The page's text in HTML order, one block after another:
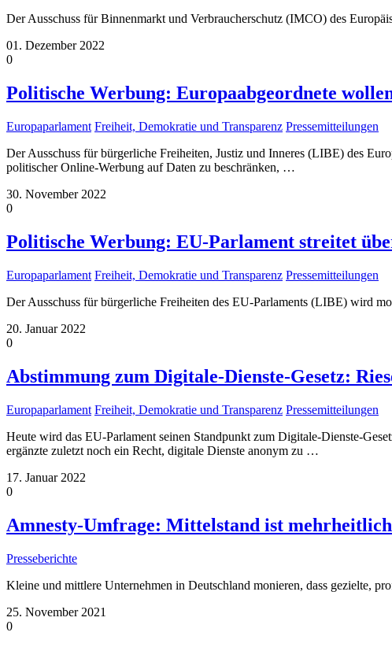
Der Ausschuss für Binnenmarkt und Verbraucherschutz (IMCO) des
01. Dezember 2022
0
Politische Werbung: Europaabgeordnete
Europaparlament Freiheit, Demokratie und Transparenz Pressemitteilungen
Der Ausschuss für bürgerliche Freiheiten, Justiz und Inneres (LIBE) des
politischer Online-Werbung auf Daten zu beschränken, …
30. November 2022
0
Politische Werbung: EU-Parlament streitet
Europaparlament Freiheit, Demokratie und Transparenz Pressemitteilungen
Der Ausschuss für bürgerliche Freiheiten des EU-Parlaments (LIBE) wird
20. Januar 2022
0
Abstimmung zum Digitale-Dienste-Gesetz:
Europaparlament Freiheit, Demokratie und Transparenz Pressemitteilungen
Heute wird das EU-Parlament seinen Standpunkt zum Digitale-Dienste-
ergänzte zuletzt noch ein Recht, digitale Dienste anonym zu …
17. Januar 2022
0
Amnesty-Umfrage: Mittelstand ist
Presseberichte
Kleine und mittlere Unternehmen in Deutschland monieren, dass gezielte,
25. November 2021
0